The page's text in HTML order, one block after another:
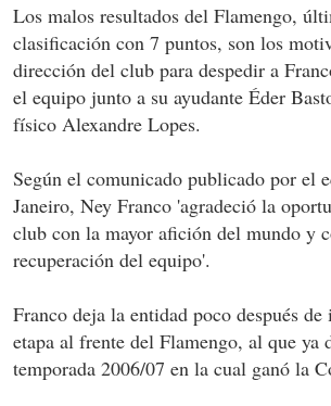
Los malos resultados del Flamengo,
clasificación con 7 puntos, son los
dirección del club para despedir a
el equipo junto a su ayudante Éder
físico Alexandre Lopes.
Según el comunicado publicado por el
Janeiro, Ney Franco 'agradeció la
club con la mayor afición del mundo y
recuperación del equipo'.
Franco deja la entidad poco después
etapa al frente del Flamengo, al que ya
temporada 2006/07 en la cual ganó la